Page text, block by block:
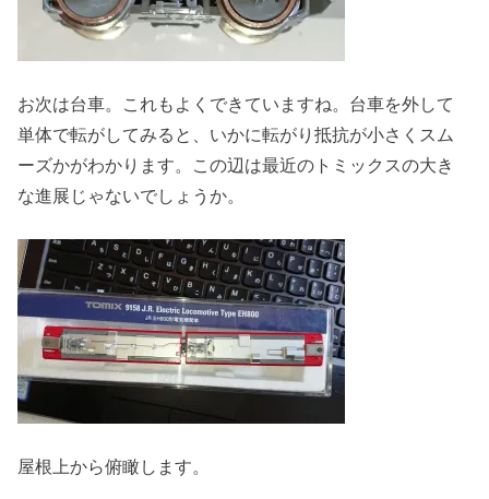
お次は台車。これもよくできていますね。台車を外して
単体で転がしてみると、いかに転がり抵抗が小さくスム
ーズかがわかります。この辺は最近のトミックスの大き
な進展じゃないでしょうか。
屋根上から俯瞰します。